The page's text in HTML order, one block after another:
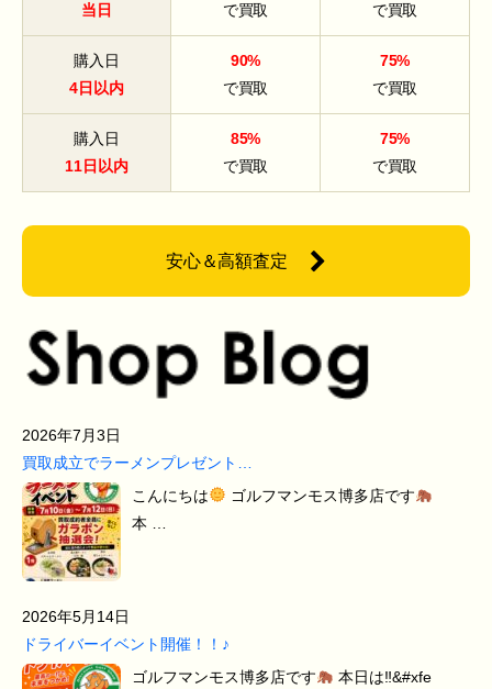
当日
で買取
で買取
購入日
4日以内
90%
で買取
75%
で買取
購入日
11日以内
85%
で買取
75%
で買取
安心＆高額査定
2026年7月3日
買取成立でラーメンプレゼント…
こんにちは
ゴルフマンモス博多店です
本 …
2026年5月14日
ドライバーイベント開催！！♪
ゴルフマンモス博多店です
本日は‼&#xfe